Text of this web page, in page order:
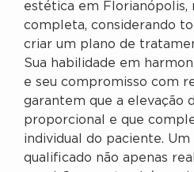
estética em Florianópolis,
completa, considerando
criar um plano de
Sua habilidade em
e seu compromisso com
garantem que a elevação
proporcional e que
individual do paciente. Um
qualificado não apenas